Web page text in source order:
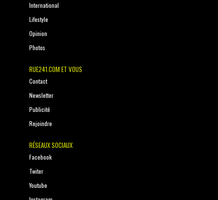
International
Lifestyle
Opinion
Photos
RUE241.COM ET VOUS
Contact
Newsletter
Publicité
Rejoindre
RÉSEAUX SOCIAUX
Facebook
Twiter
Youtube